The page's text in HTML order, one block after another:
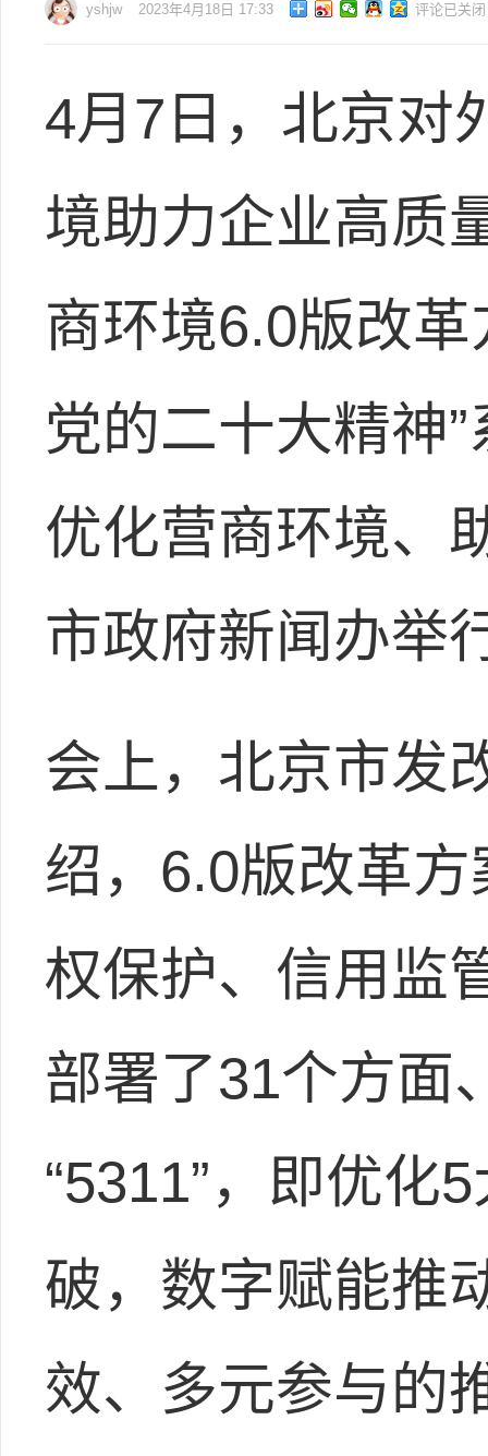
yshjw 2023年4月18日 17:33 评论已关闭
4月7日，北京对
境助力企业高质
商环境6.0版改
党的二十大精神
优化营商环境、
市政府新闻办举
会上，北京市发
绍，6.0版改革
权保护、信用监
部署了31个方面
“5311”，即优化
破，数字赋能推
效、多元参与的